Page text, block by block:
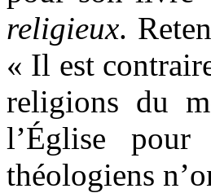
religieux.
« Il est
religions du
l’Église
théologiens